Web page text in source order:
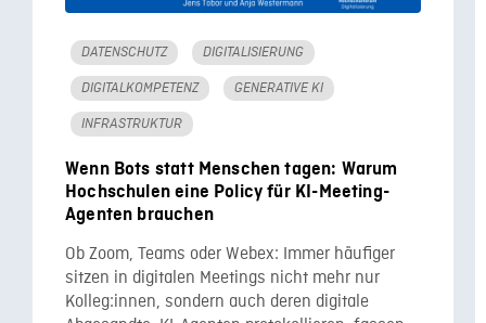
DATENSCHUTZ DIGITALISIERUNG
DIGITALKOMPETENZ GENERATIVE KI
INFRASTRUKTUR
Wenn Bots statt Menschen tagen: Warum
Hochschulen eine Policy für KI-Meeting-
Agenten brauchen
Ob Zoom, Teams oder Webex: Immer häufiger
sitzen in digitalen Meetings nicht mehr nur
Kolleg:innen, sondern auch deren digitale